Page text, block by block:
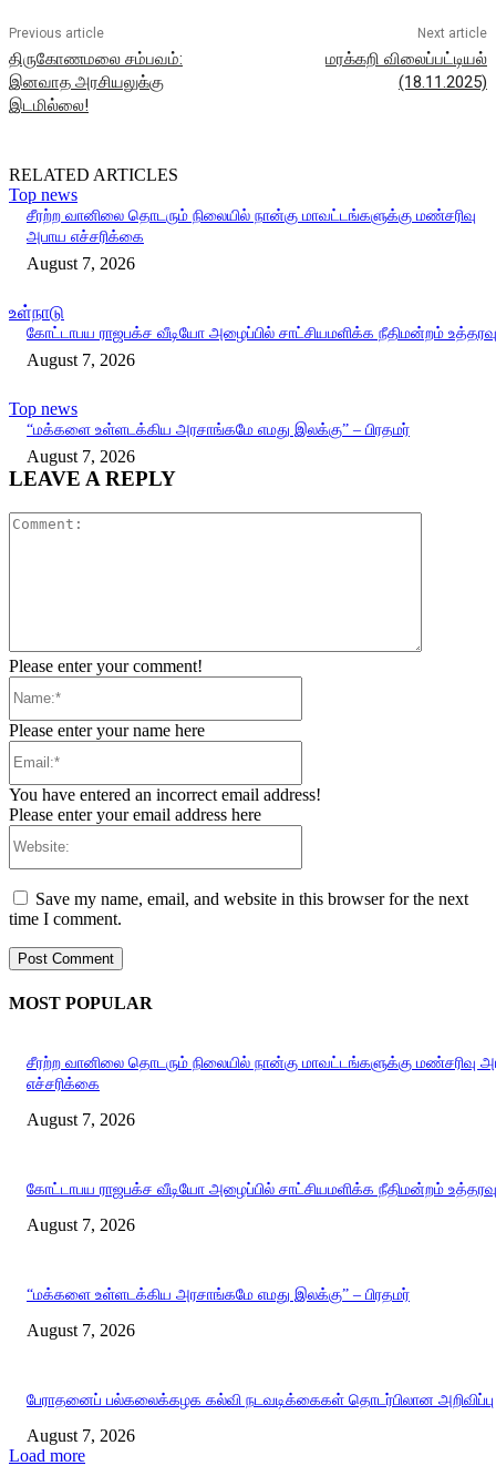
Previous article
திருகோணமலை சம்பவம்:
இனவாத அரசியலுக்கு
இடமில்லை!
Next article
மரக்கறி விலைப்பட்டியல்
(18.11.2025)
RELATED ARTICLES
Top news
சீரற்ற வானிலை தொடரும் நிலையில் நான்கு மாவட்டங்களுக்கு மண்சரிவு
அபாய எச்சரிக்கை
August 7, 2026
உள்நாடு
கோட்டாபய ராஜபக்ச வீடியோ அழைப்பில் சாட்சியமளிக்க நீதிமன்றம் உத்தரவு
August 7, 2026
Top news
“மக்களை உள்ளடக்கிய அரசாங்கமே எமது இலக்கு” – பிரதமர்
August 7, 2026
LEAVE A REPLY
Please enter your comment!
Please enter your name here
You have entered an incorrect email address!
Please enter your email address here
Save my name, email, and website in this browser for the next
time I comment.
MOST POPULAR
சீரற்ற வானிலை தொடரும் நிலையில் நான்கு மாவட்டங்களுக்கு மண்சரிவு
எச்சரிக்கை
August 7, 2026
கோட்டாபய ராஜபக்ச வீடியோ அழைப்பில் சாட்சியமளிக்க நீதிமன்றம் உத்தரவு
August 7, 2026
“மக்களை உள்ளடக்கிய அரசாங்கமே எமது இலக்கு” – பிரதமர்
August 7, 2026
பேராதனைப் பல்கலைக்கழக கல்வி நடவடிக்கைகள் தொடர்பிலான அறிவிப்பு
August 7, 2026
Load more